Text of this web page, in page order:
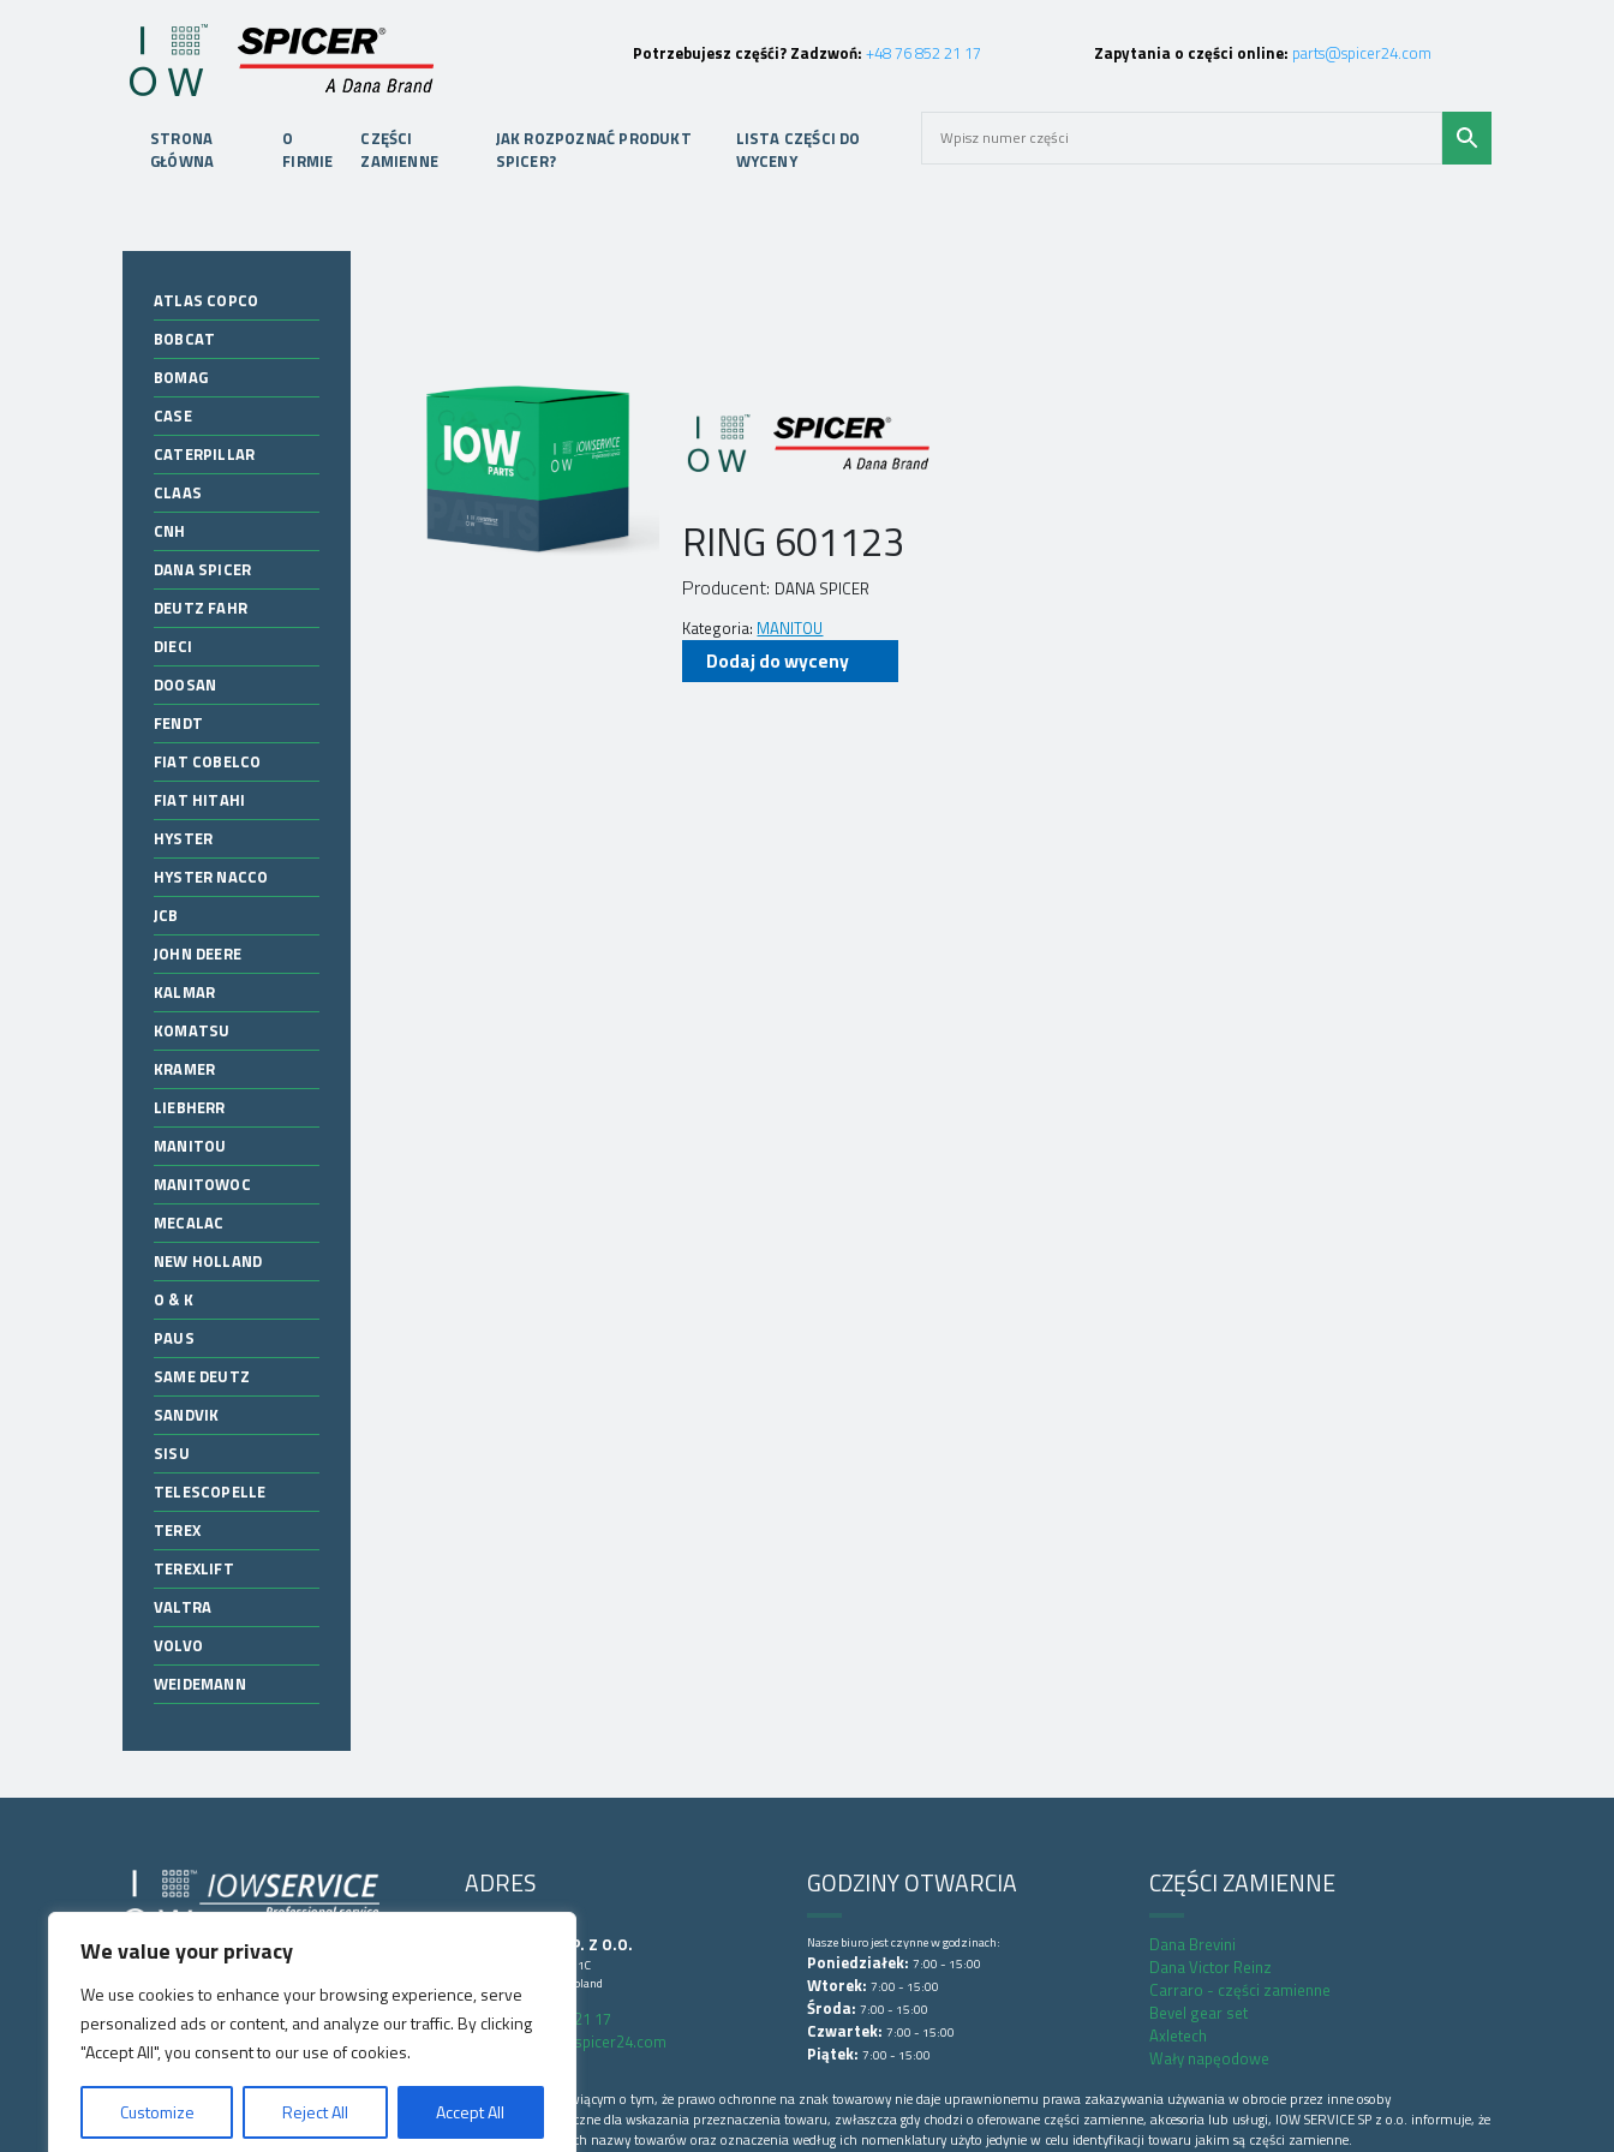
We value your privacy
We use cookies to enhance your browsing experience, serve
personalized ads or content, and analyze our traffic. By clicking
"Accept All", you consent to our use of cookies.
Customize Reject All Accept All
Potrzebujesz częśći? Zadzwoń: +48 76 852 21 17 Zapytania o części online: parts@spicer24.com
STRONA
GŁÓWNA
O
FIRMIE
CZĘŚCI
ZAMIENNE
JAK ROZPOZNAĆ PRODUKT
SPICER?
LISTA CZĘŚCI DO
WYCENY
ATLAS COPCO
BOBCAT
BOMAG
CASE
CATERPILLAR
CLAAS
CNH
DANA SPICER
DEUTZ FAHR
DIECI
DOOSAN
FENDT
FIAT COBELCO
FIAT HITAHI
HYSTER
HYSTER NACCO
JCB
JOHN DEERE
KALMAR
KOMATSU
KRAMER
LIEBHERR
MANITOU
MANITOWOC
MECALAC
NEW HOLLAND
O & K
PAUS
SAME DEUTZ
SANDVIK
SISU
TELESCOPELLE
TEREX
TEREXLIFT
VALTRA
VOLVO
WEIDEMANN
RING 601123
Producent: DANA SPICER
Kategoria: MANITOU
Dodaj do wyceny
Copyright © 2026 IOW SERVICE . All right's reserved.
ADRES
IOW SERVICE SP. Z O.O.
Kochlice, ul. Lubińska 1C
59-222 Milkowice, Poland
Tel:+48 76 852 21 17
E-mail: parts@spicer24.com
GODZINY OTWARCIA
Nasze biuro jest czynne w godzinach:
Poniedziałek: 7:00 - 15:00
Wtorek: 7:00 - 15:00
Środa: 7:00 - 15:00
Czwartek: 7:00 - 15:00
Piątek: 7:00 - 15:00
CZĘŚCI ZAMIENNE
Dana Brevini
Dana Victor Reinz
Carraro - części zamienne
Bevel gear set
Axletech
Wały napęodowe
Zgodnie z art. 156 ust. 1 pkt 3 ustawy prawo o własności przemysłowej mówiącym o tym, że prawo ochronne na znak towarowy nie daje uprawnionemu prawa zakazywania używania w obrocie przez inne osoby
zarejestrowanego oznaczenia lub oznaczenia podobnego, jeżeli jest to konieczne dla wskazania przeznaczenia towaru, zwłaszcza gdy chodzi o oferowane części zamienne, akcesoria lub usługi, IOW SERVICE SP z o.o. informuje, że
posiada w swojej ofercie asortyment części zamiennych producentów, których nazwy towarów oraz oznaczenia według ich nomenklatury użyto jedynie w celu identyfikacji towaru jakim są części zamienne.